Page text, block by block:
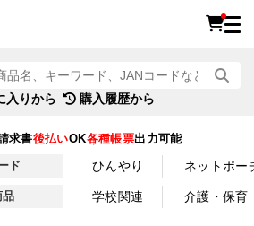
入りから 購入履歴から
求書後払いOK各種帳票出力可能
ド ひんやり ネットポー
品 学校関連 介護・保育